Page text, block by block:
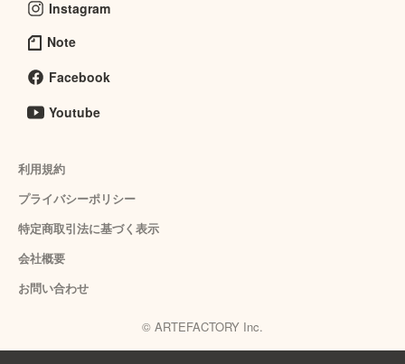
Instagram
Note
Facebook
Youtube
利用規約
プライバシーポリシー
特定商取引法に基づく表示
会社概要
お問い合わせ
© ARTEFACTORY Inc.